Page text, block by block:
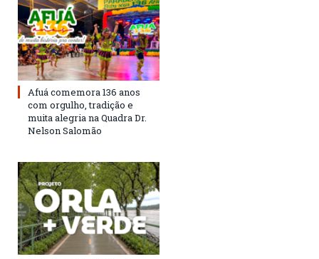
Afuá comemora 136 anos
com orgulho, tradição e
muita alegria na Quadra Dr.
Nelson Salomão